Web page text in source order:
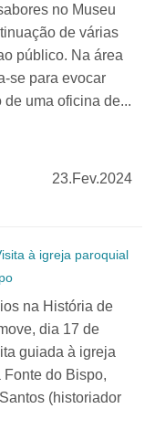
no Museu
de várias
público. Na área
se para evocar
uma oficina de...
23.Fev.2024
à igreja paroquial
na História de
dia 17 de
guiada à igreja
do Bispo,
(historiador